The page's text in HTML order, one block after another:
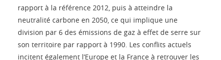
rapport à la référence 2012, puis à atteindre la
neutralité carbone en 2050, ce qui implique une
division par 6 des émissions de gaz à effet de serre sur
son territoire par rapport à 1990. Les conflits actuels
incitent également l’Europe et la France à retrouver les